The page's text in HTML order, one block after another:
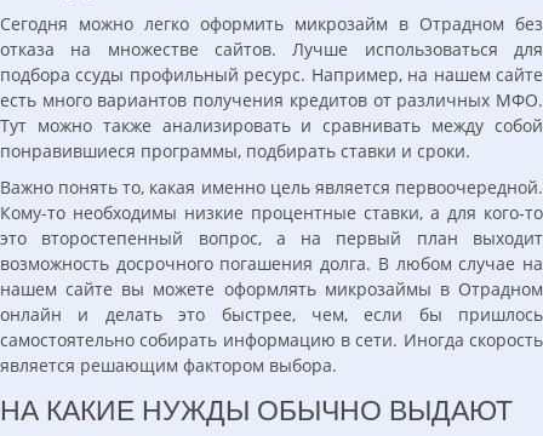
Сегодня можно легко оформить микрозайм в Отрадном без
отказа на множестве сайтов. Лучше использоваться для
подбора ссуды профильный ресурс. Например, на нашем сайте
есть много вариантов получения кредитов от различных МФО.
Тут можно также анализировать и сравнивать между собой
понравившиеся программы, подбирать ставки и сроки.
Важно понять то, какая именно цель является первоочередной.
Кому-то необходимы низкие процентные ставки, а для кого-то
это второстепенный вопрос, а на первый план выходит
возможность досрочного погашения долга. В любом случае на
нашем сайте вы можете оформлять микрозаймы в Отрадном
онлайн и делать это быстрее, чем, если бы пришлось
самостоятельно собирать информацию в сети. Иногда скорость
является решающим фактором выбора.
НА КАКИЕ НУЖДЫ ОБЫЧНО ВЫДАЮТ